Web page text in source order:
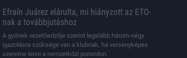
Efraín Juárez elárulta, mi hiányzott az ETO-
nak a továbbjutáshoz
A győriek vezetőedzője szerint legalább három-négy
igazolásra szüksége van a klubnak, ha versenyképes
szeretne lenni a nemzetközi porondon.